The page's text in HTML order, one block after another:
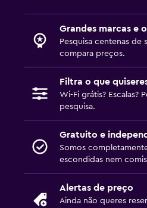
Grandes marcas e
Pesquisa centenas de
compara preços.
Filtra o que
Wi-Fi grátis? Escalas?
pesquisa.
Gratuito e
Somos
escondidas nem
Alertas de preço
Ainda não queres